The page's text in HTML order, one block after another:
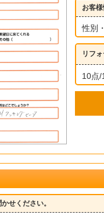
お客
性別
リフ
10点/
せください。